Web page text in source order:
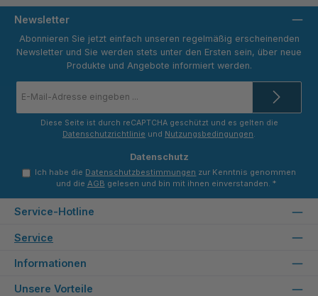
Newsletter
Abonnieren Sie jetzt einfach unseren regelmäßig erscheinenden
Newsletter und Sie werden stets unter den Ersten sein, über neue
Produkte und Angebote informiert werden.
Mail-
*
Diese Seite ist durch reCAPTCHA geschützt und es gelten die
Datenschutzrichtlinie und Nutzungsbedingungen.
Datenschutz
Ich habe die Datenschutzbestimmungen zur Kenntnis genommen
und die AGB gelesen und bin mit ihnen einverstanden. *
Service-Hotline
Service
Informationen
Unsere Vorteile